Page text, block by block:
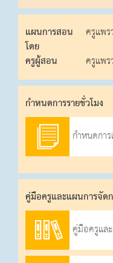
แผนการสอน
โดย
ครูแพ
ครูผู้สอน
ครูแพ
กําหนดการรายชั่วโมง
กำหนดการ
คู่มือครูและแผนการจัด
คู่มือครูและแผนก